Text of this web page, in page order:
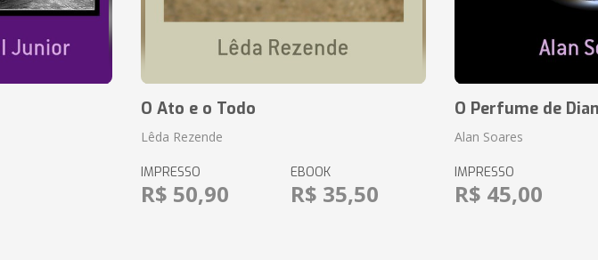
O Ato e o Todo
Lêda Rezende
IMPRESSO
R$ 50,90
EBOOK
R$ 35,50
O Perfume de
Alan Soares
IMPRESSO
R$ 45,00